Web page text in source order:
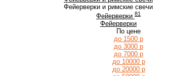
Фейерверки и римские свечи
Фейерверки 81
Фейерверки
По цене
до 1500 р
до 3000 р
до 7000 р
до 10000 р
до 20000 р